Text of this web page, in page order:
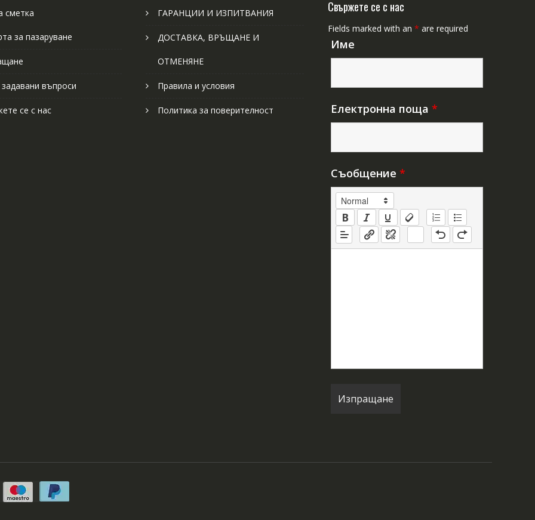
сметка
за пазаруване
въпроси
се с нас
ГАРАНЦИИ И ИЗПИТВАНИЯ
ДОСТАВКА, ВРЪЩАНЕ И
ОТМЕНЯНЕ
Правила и условия
Политика за поверителност
Свържете се с нас
Fields marked with an * are required
Име
Електронна поща *
Съобщение *